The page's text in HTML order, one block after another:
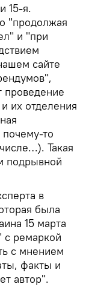
15-я.
"продолжая
и "при
сайте
проведение
их отделения
то
Такая
подрывной
в
была
15 марта
с ремаркой
с мнением
факты и
автор".